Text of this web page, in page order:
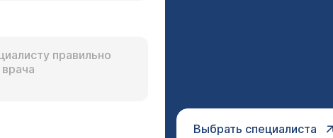
Полтавский Дмитрий Ильич
к оперировавшему Вас врачу. Сожалею, но без
комментировать ситуацию невозможно.
Выбрать специалиста